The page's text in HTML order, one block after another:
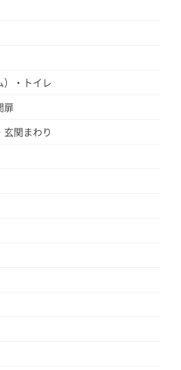
）・トイレ
扉
関まわり